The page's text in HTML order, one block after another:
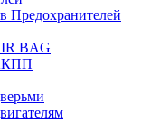
Предохранителей
BAG